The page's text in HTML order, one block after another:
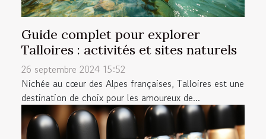
Guide complet pour explorer
Talloires : activités et sites naturels
26 septembre 2024 15:52
Nichée au cœur des Alpes françaises, Talloires est une
destination de choix pour les amoureux de...